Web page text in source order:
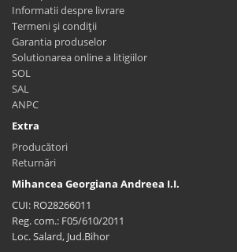
Informatii despre livrare
Termeni și condiții
Garantia produselor
Solutionarea online a litigiilor
SOL
SAL
ANPC
Extra
Producători
Returnări
Mihancea Georgiana Andreea I.I.
CUI: RO28266011
Reg. com.: F05/610/2011
Loc. Salard, Jud.Bihor